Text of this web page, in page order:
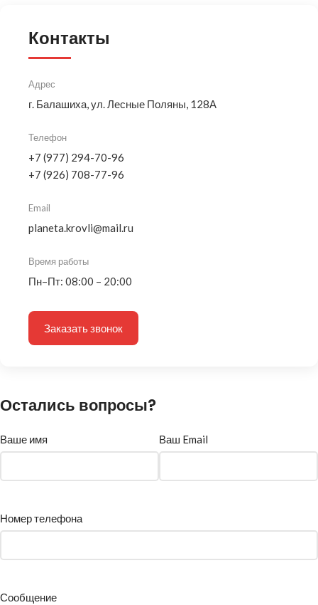
Контакты
Адрес
г. Балашиха, ул. Лесные Поляны, 128А
Телефон
+7 (977) 294-70-96
+7 (926) 708-77-96
Email
planeta.krovli@mail.ru
Время работы
Пн–Пт: 08:00 – 20:00
Заказать звонок
Остались вопросы?
Ваше имя Ваш Email
Номер телефона
Сообщение